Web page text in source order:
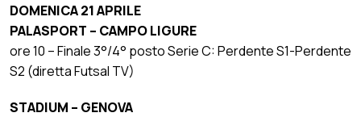
DOMENICA 21 APRILE
PALASPORT – CAMPO LIGURE
ore 10 – Finale 3°/4° posto Serie C: Perdente S1-Perdente
S2 (diretta Futsal TV)
STADIUM – GENOVA